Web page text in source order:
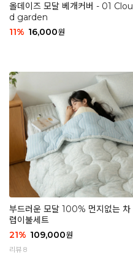
올데이즈 모달 베개커버 - 01 Clou
d garden
11% 16,000원
부드러운 모달 100% 먼지없는 차
렵이불세트
21% 109,000원
리뷰 8